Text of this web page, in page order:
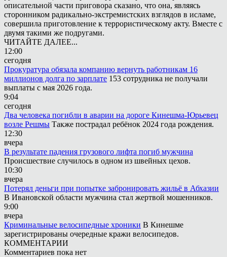
описательной части приговора сказано, что она, являясь
сторонником радикально-экстремистских взглядов в исламе,
совершила приготовление к террористическому акту. Вместе с
двумя такими же подругами.
ЧИТАЙТЕ ДАЛЕЕ...
12:00
сегодня
Прокуратура обязала компанию вернуть работникам 16
миллионов долга по зарплате 153 сотрудника не получали
выплаты с мая 2026 года.
9:04
сегодня
Два человека погибли в аварии на дороге Кинешма-Юрьевец
возле Решмы Также пострадал ребёнок 2024 года рождения.
12:30
вчера
В результате падения грузового лифта погиб мужчина
Происшествие случилось в одном из швейных цехов.
10:30
вчера
Потерял деньги при попытке забронировать жильё в Абхазии
В Ивановской области мужчина стал жертвой мошенников.
9:00
вчера
Криминальные велосипедные хроники В Кинешме
зарегистрированы очередные кражи велосипедов.
КОММЕНТАРИИ
Комментариев пока нет